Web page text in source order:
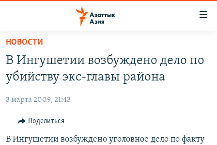
Вернуться
основному
содержанию
Вернутся
навигации
Вернутся
КАЗАХСТАН
УЗБЕКИСТАН
ТАДЖИКИСТАН
НОВОСТИ
ВОЙНА В УКРАИНЕ
НА ДРУГИХ ЯЗЫКАХ
ҚАЗАҚША
КЫРГЫЗЧА
НОВОСТИ
В Ингушетии возбуждено дело по
убийству экс-главы района
3 марта 2009, 21:43
Поделиться
В Ингушетии возбуждено уголовное дело по факту